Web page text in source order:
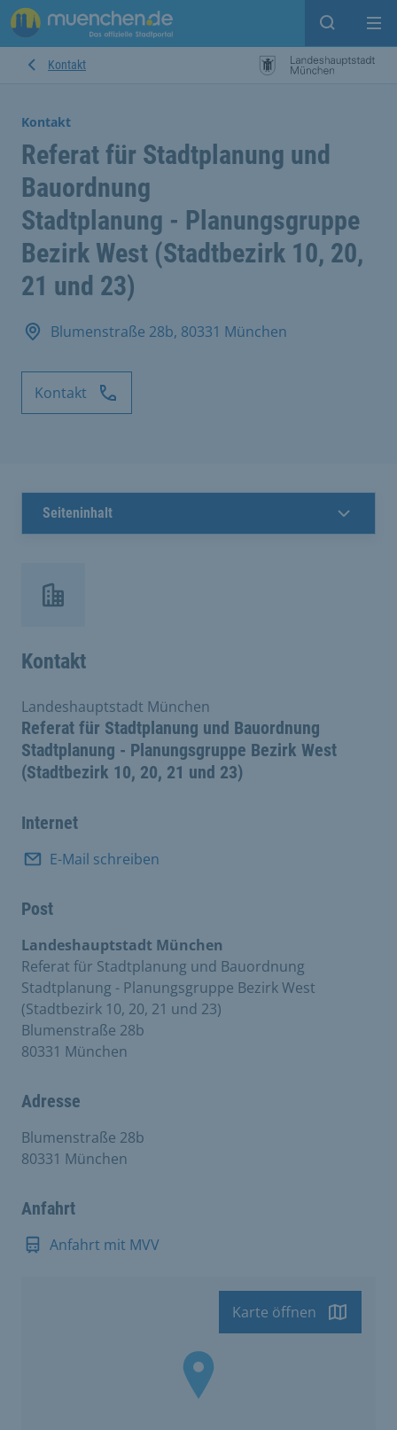
Suche
Kontakt
Kontakt
Referat für Stadtplanung und
Bauordnung
Stadtplanung - Planungsgruppe
Bezirk West (Stadtbezirk 10, 20,
21 und 23)
Blumenstraße 28b, 80331 München
Kontakt
Seiteninhalt
Kontakt
Referat für Stadtplanung und Bauordnung
Stadtplanung - Planungsgruppe Bezirk West
(Stadtbezirk 10, 20, 21 und 23)
Landeshauptstadt München
Internet
E-Mail schreiben
Post
Landeshauptstadt München
Referat für Stadtplanung und Bauordnung
Stadtplanung - Planungsgruppe Bezirk West
(Stadtbezirk 10, 20, 21 und 23)
Blumenstraße 28b
80331 München
Adresse
Blumenstraße 28b
80331 München
Anfahrt
Anfahrt mit MVV
Karte öffnen